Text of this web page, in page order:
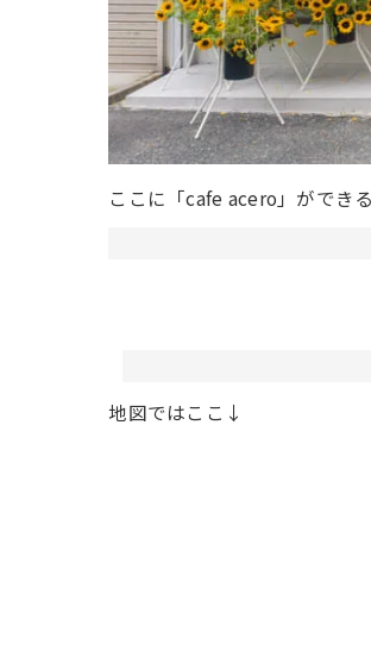
ここに「cafe acero」ができ
地図ではここ↓